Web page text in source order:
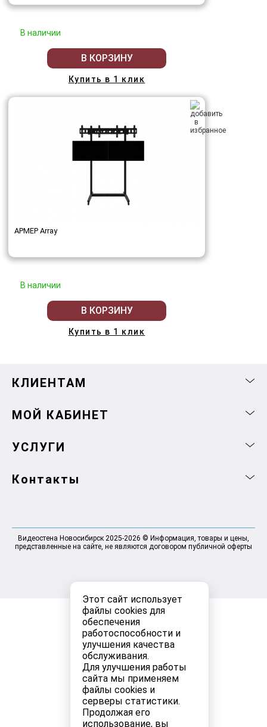
Этот сайт использует
файлы cookies для
обеспечения
работоспособности и
улучшения качества
обслуживания.
Для улучшения работы
сайта мы применяем
файлы cookies и
серверы статистики.
Продолжая его
использование, вы
В наличии
В КОРЗИНУ
Купить в 1 клик
АРМЕР Array
В наличии
В КОРЗИНУ
Купить в 1 клик
КЛИЕНТАМ
МОЙ КАБИНЕТ
УСЛУГИ
Контакты
Видеостена Новосибирск 2025-2026 © Информация, товары и цены,
представленные на сайте, не являются договором публичной оферты